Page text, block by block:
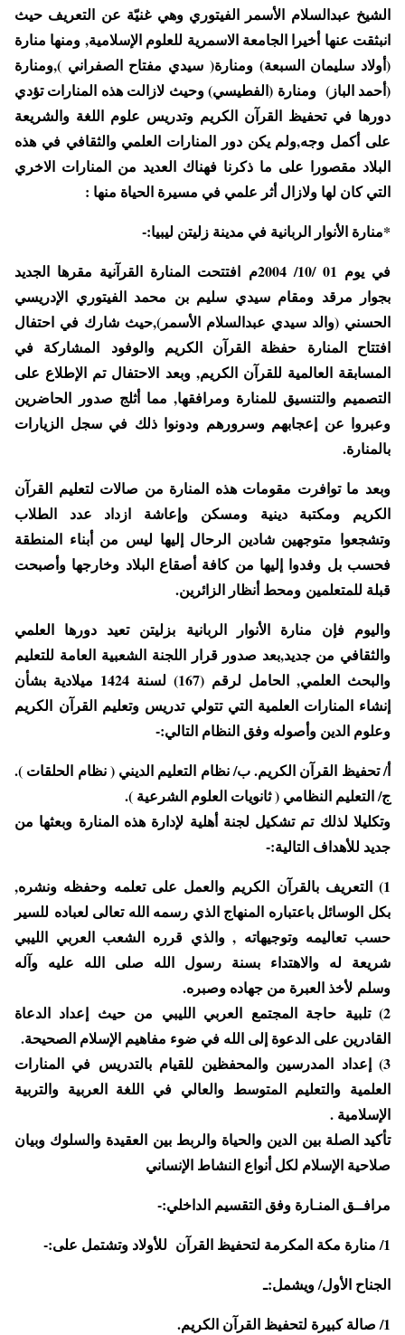
الشيخ عبدالسلام الأسمر الفيتوري وهي غنيّة عن التعريف حيث
انبثقت عنها أخيرا الجامعة الاسمرية للعلوم الإسلامية, ومنها منارة
(أولاد سليمان السبعة) ومنارة( سيدي مفتاح الصفراني ),ومنارة
(أحمد الباز) ومنارة (الفطيسي) وحيث لازالت هذه المنارات تؤدي
دورها في تحفيظ القرآن الكريم وتدريس علوم اللغة والشريعة
على أكمل وجه,ولم يكن دور المنارات العلمي والثقافي في هذه
البلاد مقصورا على ما ذكرنا فهناك العديد من المنارات الاخري
التي كان لها ولازال أثر علمي في مسيرة الحياة منها :
*منارة الأنوار الربانية في مدينة زليتن ليبيا:-
في يوم 01 /10/ 2004م افتتحت المنارة القرآنية مقرها الجديد
بجوار مرقد ومقام سيدي سليم بن محمد الفيتوري الإدريسي
الحسني (والد سيدي عبدالسلام الأسمر),حيث شارك في احتفال
افتتاح المنارة حفظة القرآن الكريم والوفود المشاركة في
المسابقة العالمية للقرآن الكريم, وبعد الاحتفال تم الإطلاع على
التصميم والتنسيق للمنارة ومرافقها, مما أثلج صدور الحاضرين
وعبروا عن إعجابهم وسرورهم ودونوا ذلك في سجل الزيارات
بالمنارة.
وبعد ما توافرت مقومات هذه المنارة من صالات لتعليم القرآن
الكريم ومكتبة دينية ومسكن وإعاشة ازداد عدد الطلاب
وتشجعوا متوجهين شادين الرحال إليها ليس من أبناء المنطقة
فحسب بل وفدوا إليها من كافة أصقاع البلاد وخارجها وأصبحت
قبلة للمتعلمين ومحط أنظار الزائرين.
واليوم فإن منارة الأنوار الربانية بزليتن تعيد دورها العلمي
والثقافي من جديد,بعد صدور قرار اللجنة الشعبيةالعامة للتعليم
والبحث العلمي, الحامل لرقم (167) لسنة 1424 ميلادية بشأن
إنشاء المنارات العلمية التي تتولي تدريس وتعليم القرآن الكريم
وعلوم الدين وأصوله وفق النظام التالي:-
أ/ تحفيظ القرآن الكريم. ب/ نظام التعليم الديني ( نظام الحلقات ).
ج/ التعليم النظامي ( ثانويات العلوم الشرعية ).
وتكليلا لذلك تم تشكيل لجنة أهلية لإدارة هذه المنارة وبعثها من
جديد للأهداف التالية:-
1) التعريف بالقرآن الكريم والعمل على تعلمه وحفظه ونشره,
بكل الوسائل باعتباره المنهاج الذي رسمه الله تعالى لعباده للسير
حسب تعاليمه وتوجيهاته , والذي قرره الشعب العربي الليبي
شريعة له والاهتداء بسنة رسول الله صلى الله عليه وآله
وسلم لأخذ العبرة من جهاده وصبره.
2) تلبية حاجة المجتمع العربي الليبي من حيث إعداد الدعاة
القادرين على الدعوة إلى الله في ضوء مفاهيم الإسلام الصحيحة.
3) إعداد المدرسين والمحفظين للقيام بالتدريس في المنارات
العلمية والتعليم المتوسط والعالي في اللغة العربية والتربية
الإسلامية .
تأكيد الصلة بين الدين والحياة والربط بين العقيدة والسلوك وبيان
صلاحية الإسلام لكل أنواع النشاط الإنساني
مرافــق المنـارة وفق التقسيم الداخلي:-
1/ منارة مكة المكرمة لتحفيظ القرآن للأولاد وتشتمل على:-
الجناح الأول/ ويشمل:ـ
1/ صالة كبيرة لتحفيظ القرآن الكريم.